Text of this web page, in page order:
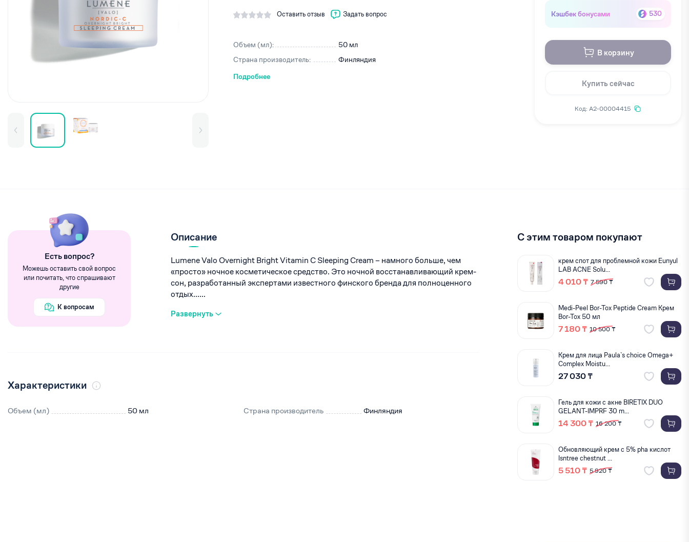
Оставить отзыв Задать вопрос
Объем (мл):
50 мл
Страна производитель:
Финляндия
Подробнее
Кэшбек бонусами 530
В корзину
Купить сейчас
Код: А2-00004415
Eсть вопрос?
Можешь оставить свой вопрос
или почитать, что спрашивают
другие
К вопросам
Описание
Lumene Valo Overnight Bright Vitamin C Sleeping Cream – намного больше, чем
«просто» ночное косметическое средство. Это ночной восстанавливающий крем-
сон, разработанный экспертами известного финского бренда для полноценного
отдых......
Развернуть
Характеристики
Объем (мл) 50 мл Страна производитель Финляндия
С этим товаром покупают
крем спот для проблемной кожи Eunyul
LAB ACNE Solu...
4 010 ₸ 7 590 ₸
Medi-Peel Bor-Tox Peptide Cream Крем
Bor-Tox 50 мл
7 180 ₸ 10 500 ₸
Крем для лица Paula`s choice Omega+
Complex Moistu...
27 030 ₸
Гель для кожи с акне BIRETIX DUO
GELANT-IMPRF 30 m...
14 300 ₸ 16 200 ₸
Обновляющий крем c 5% pha кислот
Isntree chestnut ...
5 510 ₸ 5 920 ₸
Колготки и чулки
Для бровей
Тушь для бровей
Карандаши и лайнеры для бровей